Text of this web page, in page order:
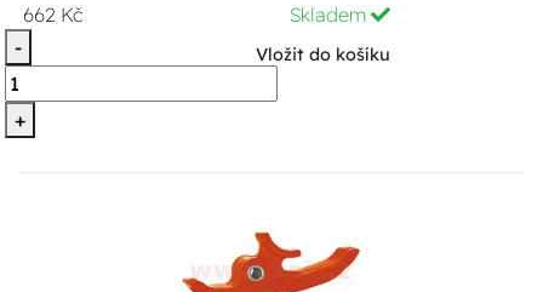
662 Kč
Skladem
-
+
Vložit do košíku